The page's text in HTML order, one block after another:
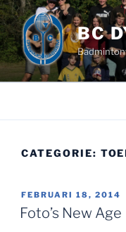
Ga
naar
de
inhoud
BC
CATEGORIE:
GEPLAATST
OP
FEBRUARI 18, 2014
Foto’s New Age